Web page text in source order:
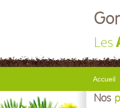
Les
Accueil
Nos